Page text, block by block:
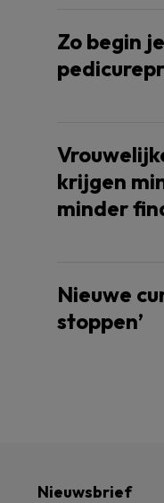
Zo begin
krijgen
minder
Nieuwe
stoppen’
Nieuwsbrief